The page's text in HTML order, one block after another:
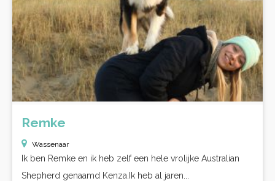
Remke
Wassenaar
Ik ben Remke en ik heb zelf een hele vrolijke Australian
Shepherd genaamd Kenza.Ik heb al jaren...